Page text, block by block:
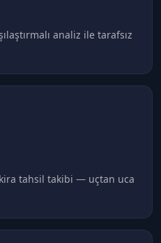
analiz ile tarafsız
tahsil takibi — uçtan uca